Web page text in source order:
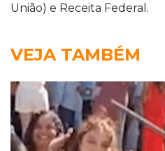
União) e Receita Federal.
VEJA TAMBÉM